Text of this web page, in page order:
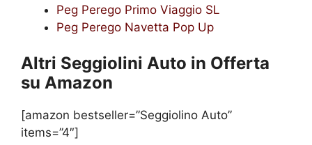
Peg Perego Primo Viaggio SL
Peg Perego Navetta Pop Up
Altri Seggiolini Auto in Offerta
su Amazon
[amazon bestseller=”Seggiolino Auto”
items=”4″]